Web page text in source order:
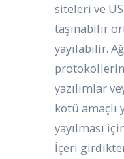
siteleri ve
taşınabilir
yayılabilir.
yazılımlar
kötü amaçlı
yayılması
İçeri